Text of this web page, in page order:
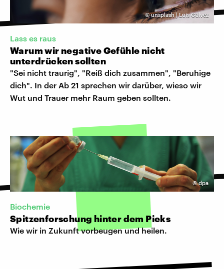
©unsplash | Luis Galvez
Lass es raus
Warum wir negative Gefühle nicht
unterdrücken sollten
"Sei nicht traurig", "Reiß dich zusammen", "Beruhige
dich". In der Ab 21 sprechen wir darüber, wieso wir
Wut und Trauer mehr Raum geben sollten.
©dpa
Biochemie
Spitzenforschung hinter dem Pieks
Wie wir in Zukunft vorbeugen und heilen.